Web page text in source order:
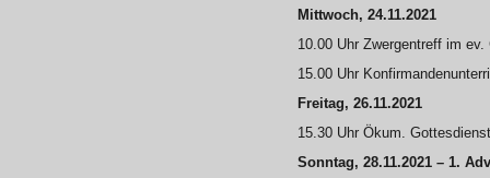
Mittwoch, 24.11.2021
10.00 Uhr Zwergentreff im
15.00 Uhr
Freitag, 26.11.2021
15.30 Uhr Ökum.
Sonntag, 28.11.2021 – 1.